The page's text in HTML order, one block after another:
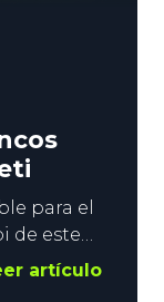
para el
de este
artículo